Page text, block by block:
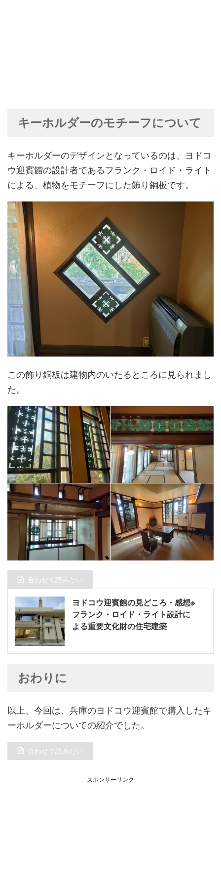
キーホルダーのモチーフについて
キーホルダーのデザインとなっているのは、ヨドコ
ウ迎賓館の設計者であるフランク・ロイド・ライト
による、植物をモチーフにした飾り銅板です。
この飾り銅板は建物内のいたるところに見られまし
た。
合わせて読みたい
ヨドコウ迎賓館の見どころ・感想※
フランク・ロイド・ライト設計に
よる重要文化財の住宅建築
おわりに
以上、今回は、兵庫のヨドコウ迎賓館で購入したキ
ーホルダーについての紹介でした。
合わせて読みたい
スポンサーリンク